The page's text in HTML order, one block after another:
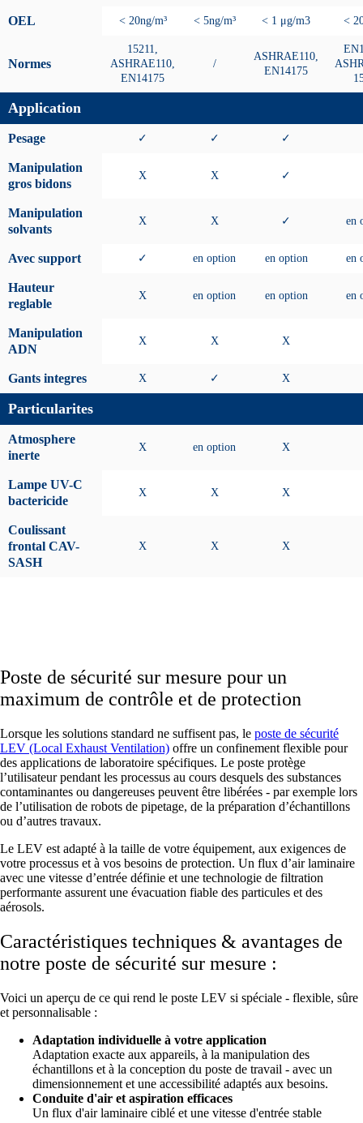
OEL < 20ng/m³ < 5ng/m³ < 1 μg/m3 <
Normes
15211,
ASHRAE110,
EN14175
/
ASHRAE110,
EN14175
Application
Pesage ✓ ✓ ✓
Manipulation
gros bidons
X X ✓
Manipulation
solvants
X X ✓ en
Avec support ✓ en option en option en
Hauteur
reglable
X en option en option en
Manipulation
ADN
X X X
Gants integres X ✓ X
Particularites
Atmosphere
inerte
X en option X
Lampe UV-C
bactericide
X X X
Coulissant
frontal CAV-
SASH
X X X
Poste de sécurité sur mesure pour un
maximum de contrôle et de protection
Lorsque les solutions standard ne suffisent pas, le poste de sécurité
LEV (Local Exhaust Ventilation) offre un confinement flexible pour
des applications de laboratoire spécifiques. Le poste protège
l’utilisateur pendant les processus au cours desquels des substances
contaminantes ou dangereuses peuvent être libérées - par exemple lors
de l’utilisation de robots de pipetage, de la préparation d’échantillons
ou d’autres travaux.
Le LEV est adapté à la taille de votre équipement, aux exigences de
votre processus et à vos besoins de protection. Un flux d’air laminaire
avec une vitesse d’entrée définie et une technologie de filtration
performante assurent une évacuation fiable des particules et des
aérosols.
Caractéristiques techniques & avantages de
notre poste de sécurité sur mesure :
Voici un aperçu de ce qui rend le poste LEV si spéciale - flexible, sûre
et personnalisable :
Adaptation individuelle à votre application
Adaptation exacte aux appareils, à la manipulation des
échantillons et à la conception du poste de travail - avec un
dimensionnement et une accessibilité adaptés aux besoins.
Conduite d'air et aspiration efficaces
Un flux d'air laminaire ciblé et une vitesse d'entrée stable